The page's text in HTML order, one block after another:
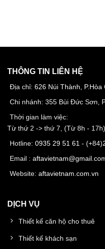
THÔNG TIN LIÊN HỆ
Địa chỉ: 626 Núi Thành,
Chi nhánh: 355 Bùi Đức Sơn,
Thời gian làm việc:
Từ thứ 2 -> thứ 7, (Từ 8h - 17h)
Hotline: 0935 29 51 61 - (+84)
Email :
Website: aftavietnam.com.vn
DỊCH VỤ
Thiết kế căn hộ cho thuê
Thiết kế khách sạn